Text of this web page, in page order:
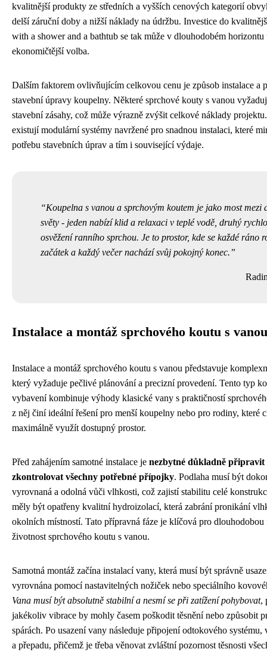
kvalitnější produkty ze středních a vyšších cenových kategorií
delší záruční doby a nižší náklady na údržbu. Investice do
with a shower and a bathtub se tak může v dlouhodobém horizontu
ekonomičtější volba.
Dalším faktorem ovlivňujícím celkovou cenu je způsob instalace a
stavební úpravy koupelny. Některé sprchové kouty s vanou
stavební zásahy, což může výrazně zvýšit celkové náklady
existují modulární systémy navržené pro snadnou instalaci, které
potřebu stavebních úprav a tím i související výdaje.
Koupelna s vanou a sprchovým koutem je jako most mezi
světy - jeden nabízí klid a relaxaci v teplé vodě, druhý
osvěžení ranního sprchou. Je to prostor, kde se každé ráno
začátek a každý večer nachází svůj pokojný konec.
Instalace a montáž sprchového koutu s vanou
Instalace a montáž sprchového koutu s vanou představuje
který vyžaduje pečlivé plánování a precizní provedení. Tento typ
vybavení kombinuje výhody klasické vany s praktičností
z něj činí ideální řešení pro menší koupelny nebo pro rodiny, které
maximálně využít dostupný prostor.
Před zahájením samotné instalace je nezbytné důkladně připravit
zkontrolovat všechny potřebné přípojky. Podlaha musí být
vyrovnaná a odolná vůči vlhkosti, což zajistí stabilitu celé
měly být opatřeny kvalitní hydroizolací, která zabrání pronikání
okolních místností. Tato přípravná fáze je klíčová pro dlouhodobou
životnost sprchového koutu s vanou.
Samotná montáž začína instalací vany, která musí být správně
vyrovnána pomocí nastavitelných nožiček nebo speciálního
Vana musí být absolutně stabilní a nesmí se při zatížení pohybovat,
jakékoliv vibrace by mohly časem poškodit těsnění nebo způsobit
spárách. Po usazení vany následuje připojení odtokového systému,
a přepadu, přičemž je třeba věnovat zvláštní pozornost těsnosti